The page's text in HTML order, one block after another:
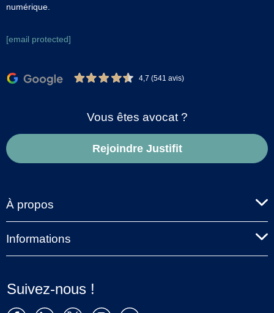
numérique.
[email protected]
4,7 (541 avis)
Vous êtes avocat ?
Rejoindre Justifit
À propos
Informations
Suivez-nous !